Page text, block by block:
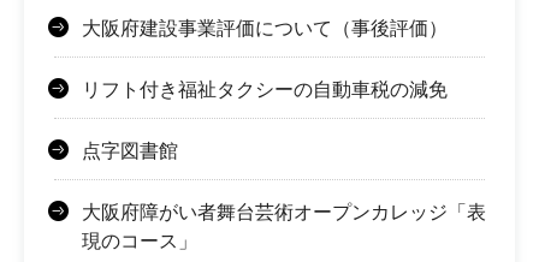
大阪府建設事業評価について（事後評価）
リフト付き福祉タクシーの自動車税の減免
点字図書館
大阪府障がい者舞台芸術オープンカレッジ「表
現のコース」